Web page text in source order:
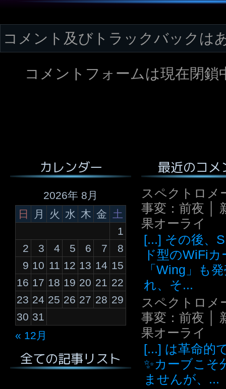
コメント及びトラックバックは
コメントフォームは現在閉鎖
カレンダー
2026年 8月
日
月 火 水 木 金 土
« 12月
1
2
3 4 5 6 7
8
9 10 11 12 13 14 15
16 17 18 19 20 21 22
23 24 25 26 27 28 29
30 31
全ての記事リスト
最近のコメ
スペクトロメ
事変：前夜 │
果オーライ
[...] その後、
ド型のWiFiカ
「Wing」も
れ、そ...
スペクトロメ
事変：前夜 │
果オーライ
[...] は革命的
✨カーブこそ
ませんが、...